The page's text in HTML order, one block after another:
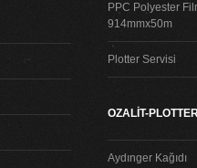
PPC Polyester
914mmx50m
Plotter Servisi
OZALİT-
Aydınger Kağıdı